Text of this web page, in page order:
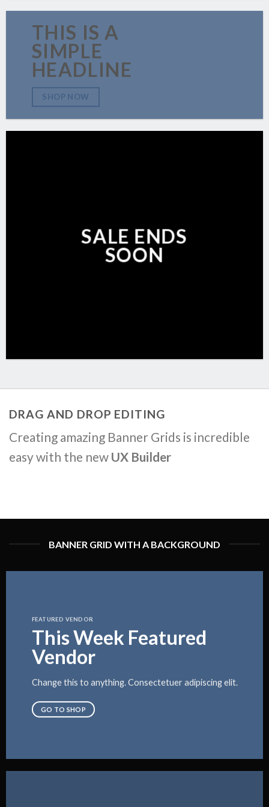
THIS IS A
SIMPLE
HEADLINE
SHOP NOW
SALE ENDS
SOON
DRAG AND DROP EDITING
Creating amazing Banner Grids is incredible
easy with the new UX Builder
BANNER GRID WITH A BACKGROUND
FEATURED VENDOR
This Week Featured
Vendor
Change this to anything. Consectetuer adipiscing elit.
GO TO SHOP